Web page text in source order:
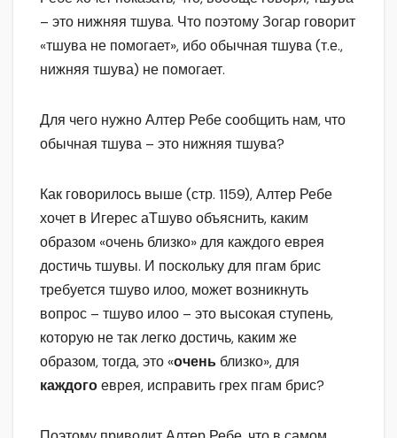
– это нижняя тшува. Что поэтому Зогар говорит
«тшува не помогает», ибо обычная тшува (т.е.,
нижняя тшува) не помогает.
Для чего нужно Алтер Ребе сообщить нам, что
обычная тшува – это нижняя тшува?
Как говорилось выше (стр. 1159), Алтер Ребе
хочет в Игерес аТшуво объяснить, каким
образом «очень близко» для каждого еврея
достичь тшувы. И поскольку для пгам брис
требуется тшуво илоо, может возникнуть
вопрос – тшуво илоо – это высокая ступень,
которую не так легко достичь, каким же
образом, тогда, это «очень близко», для
каждогоеврея, исправить грех пгам брис?